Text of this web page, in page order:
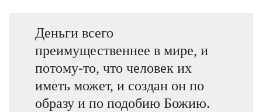
Деньги всего
преимущественнее в мире, и
потому-то, что человек их
иметь может, и создан он по
образу и по подобию Божию.